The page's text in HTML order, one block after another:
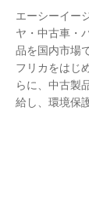
エーシーイー
ヤ・中古車・
品を国内市場
フリカをはじ
らに、中古製
給し、環境保